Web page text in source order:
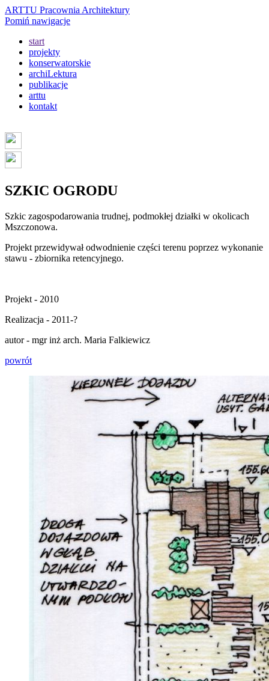
ARTTU Pracownia Architektury
Pomiń nawigacje
start
projekty
konserwatorskie
archiLektura
publikacje
arttu
kontakt
SZKIC OGRODU
Szkic zagospodarowania trudnej, podmokłej działki w okolicach
Mszczonowa.
Projekt przewidywał odwodnienie części terenu poprzez wykonanie
stawu - zbiornika retencyjnego.
Projekt - 2010
Realizacja - 2011-?
autor - mgr inż arch. Maria Falkiewicz
powrót